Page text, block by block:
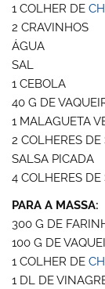
1 COLHER DE
2 CRAVINHOS
ÁGUA
SAL
1 CEBOLA
40 G DE
1 MALAGUETA
2 COLHERES
SALSA PICADA
4 COLHERES
PARA A MASSA:
300 G DE
100 G DE
1 COLHER DE
1 DL DE